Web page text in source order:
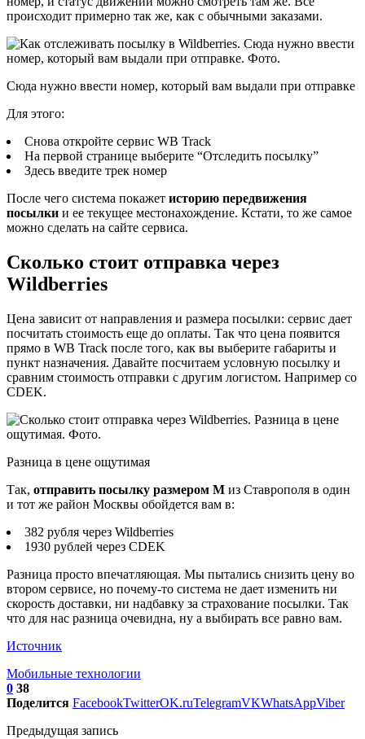
происходит примерно так же, как с обычными заказами.
Сюда нужно ввести номер, который вам выдали при отправке
Для этого:
Снова откройте сервис WB Track
На первой странице выберите “Отследить посылку”
Здесь введите трек номер
После чего система покажет историю передвижения
посылки и ее текущее местонахождение. Кстати, то же самое
можно сделать на сайте сервиса.
Сколько стоит отправка через
Wildberries
Цена зависит от направления и размера посылки: сервис дает
посчитать стоимость еще до оплаты. Так что цена появится
прямо в WB Track после того, как вы выберите габариты и
пункт назначения. Давайте посчитаем условную посылку и
сравним стоимость отправки с другим логистом. Например со
CDEK.
Разница в цене ощутимая
Так, отправить посылку размером M из Ставрополя в один
и тот же район Москвы обойдется вам в:
382 рубля через Wildberries
1930 рублей через CDEK
Разница просто впечатляющая. Мы пытались снизить цену во
втором сервисе, но почему-то система не дает изменить ни
скорость доставки, ни надбавку за страхование посылки. Так
что для нас разница очевидна, ну а выбирать все равно вам.
Источник
Мобильные технологии
0 38
Поделится FacebookTwitterOK.ruTelegramVKWhatsAppViber
Предыдущая запись